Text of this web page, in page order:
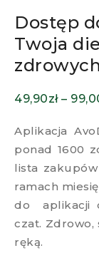
Dostęp
Twoja
49,90zł–
Aplikacja
ponad 1600
lista
ramach
do aplikacji
czat. Zdrowo,
ręką.